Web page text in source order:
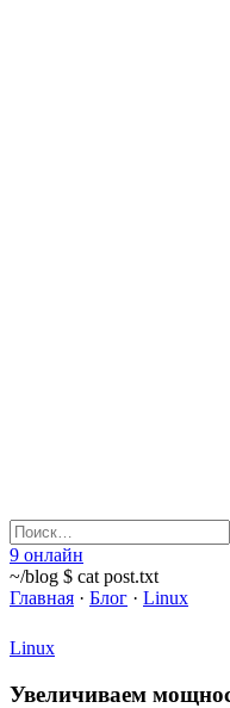
9 онлайн
~/blog $ cat post.txt
Главная · Блог · Linux
Linux
Увеличиваем